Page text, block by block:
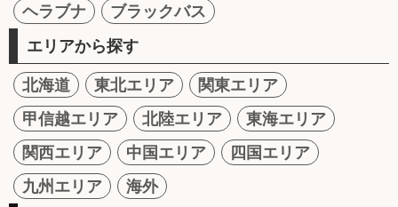
ヘラブナ
ブラックバス
エリアから探す
北海道 東北エリア
関東エリア
甲信越エリア
北陸エリア
東海エリア
関西エリア
中国エリア
四国エリア
九州エリア
海外